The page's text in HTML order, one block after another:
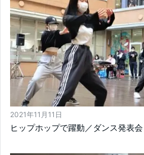
2021年11月11日
ヒップホップで躍動／ダンス発表会